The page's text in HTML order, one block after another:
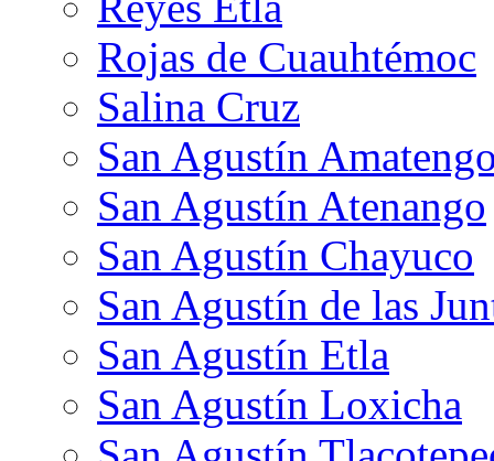
Rojas de Cuauhtémoc
Salina Cruz
San Agustín
San Agustín Atenango
San Agustín Chayuco
San Agustín de las
San Agustín Etla
San Agustín Loxicha